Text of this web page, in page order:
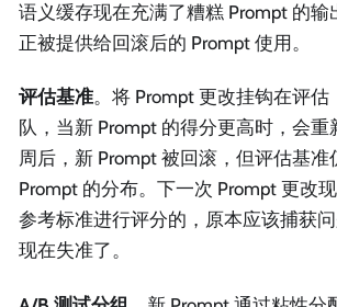
语义缓存现在充满了糟糕 Prompt 的输
正被提供给回滚后的 Prompt 使用。
评估基准。将 Prompt 更改挂钩在评估
队，当新 Prompt 的得分更高时，会重
周后，新 Prompt 被回滚，但评估基准
Prompt 的分布。下一次 Prompt 更改
参考标准进行评分的，原本应该捕获
现在失准了。